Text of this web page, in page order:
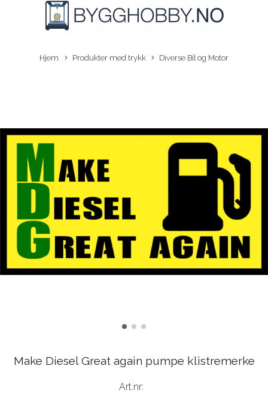
Hjem Produkter med trykk Diverse Bil og Motor
Make Diesel Great again pumpe klistremerke
Art.nr: